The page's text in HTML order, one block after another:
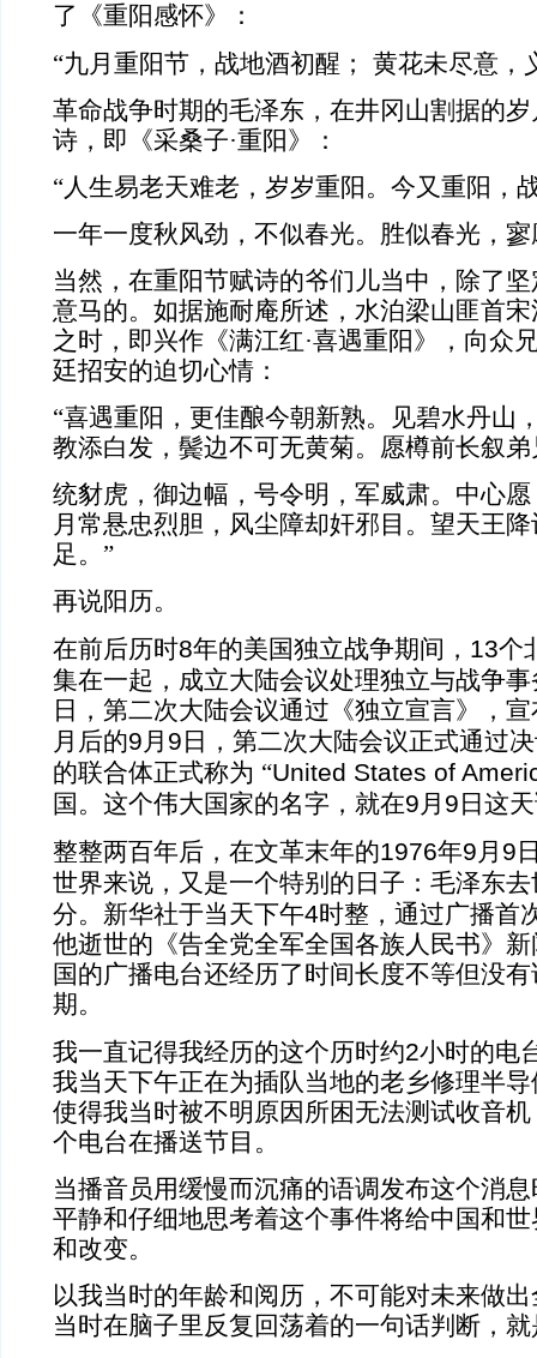
了《重阳感怀》：
“九月重阳节，战地酒初醒；
黄花未尽意，
革命战争时期的毛泽东，在井冈山割据的
诗，即《采桑子·重阳》：
“人生易老天难老，岁岁重阳。今又重阳，
一年一度秋风劲，不似春光。胜似春光，
当然，在重阳节赋诗的爷们儿当中，除了
意马的。如据施耐庵所述，水泊梁山匪首
之时，即兴作《满江红·喜遇重阳》，向众
廷招安的迫切心情：
“喜遇重阳，更佳酿今朝新熟。见碧水丹山
教添白发，鬓边不可无黄菊。愿樽前长叙
统豺虎，御边幅，号令明，军威肃。中心
月常悬忠烈胆，风尘障却奸邪目。望天王
足。”
再说阳历。
在前后历时8年的美国独立战争期间， 13个
集在一起，成立大陆会议处理独立与战争事
日，第二次大陆会议通过《独立宣言》，
月后的9 月 9 日，第二次大陆会议正式通过
的联合体正式称为 “United States of
国。这个伟大国家的名字，就在9 月 9 日这
整整两百年后，在文革末年的1976年9 月 9
世界来说，又是一个特别的日子：毛泽东
分。新华社于当天下午4时整，通过广播首
他逝世的《告全党全军全国各族人民书》
国的广播电台还经历了时间长度不等但没
期。
我一直记得我经历的这个历时约2小时的电
我当天下午正在为插队当地的老乡修理半
使得我当时被不明原因所困无法测试收音
个电台在播送节目。
当播音员用缓慢而沉痛的语调发布这个消
平静和仔细地思考着这个事件将给中国和
和改变。
以我当时的年龄和阅历，不可能对未来做
当时在脑子里反复回荡着的一句话判断，